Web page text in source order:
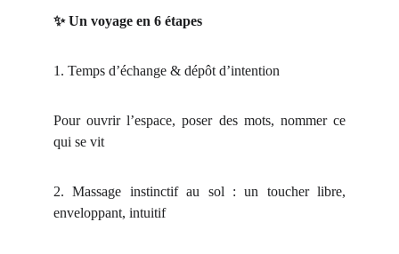
✨ Un voyage en 6 étapes
1. Temps d’échange & dépôt d’intention
Pour ouvrir l’espace, poser des mots, nommer ce
qui se vit
2. Massage instinctif au sol : un toucher libre,
enveloppant, intuitif